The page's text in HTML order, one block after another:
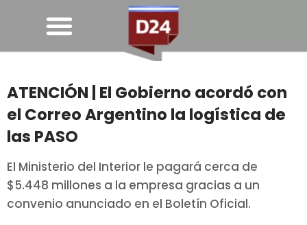
ATENCIÓN | El Gobierno acordó con
el Correo Argentino la logística de
las PASO
El Ministerio del Interior le pagará cerca de
$5.448 millones a la empresa gracias a un
convenio anunciado en el Boletín Oficial.